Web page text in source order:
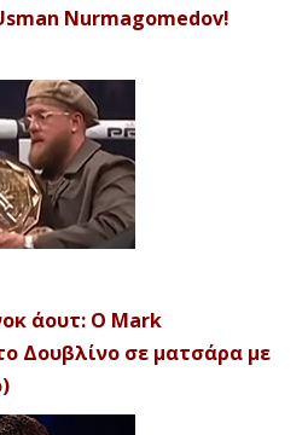
Nurmagomedov!
άουτ: Ο Mark
Δουβλίνο σε ματσάρα με